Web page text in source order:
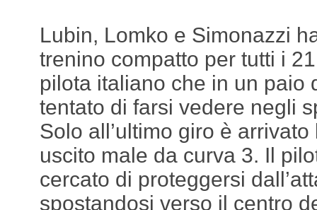
Lubin, Lomko e Simonazzi
trenino compatto per tutti i
pilota italiano che in un paio
tentato di farsi vedere negli
Solo all’ultimo giro è arrivato
uscito male da curva 3. Il
cercato di proteggersi
spostandosi verso il centro